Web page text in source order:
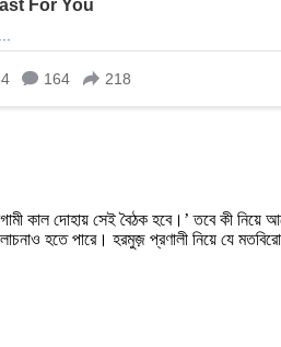
কাল দোহায় সেই বৈঠক হবে।’ তবে কী নিয়ে
হতে পারে। হরমুজ় প্রণালী নিয়ে যে মতবিরোধ